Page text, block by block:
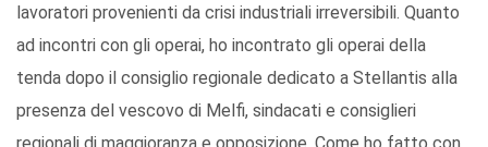
lavoratori provenienti da crisi industriali irreversibili. Quanto
ad incontri con gli operai, ho incontrato gli operai della
tenda dopo il consiglio regionale dedicato a Stellantis alla
presenza del vescovo di Melfi, sindacati e consiglieri
regionali di maggioranza e opposizione. Come ho fatto con